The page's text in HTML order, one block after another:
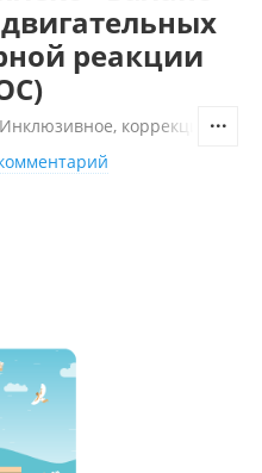
реакции
Инклюзивное, коррекционное